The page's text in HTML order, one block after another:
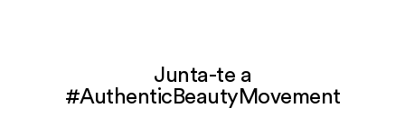
Junta-te a
#AuthenticBeautyMovement